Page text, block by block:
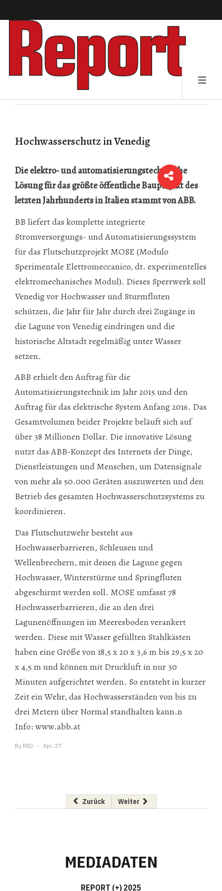
Hochwasserschutz in Venedig
Die elektro- und automatisierungstechnische
Lösung für das größte öffentliche Bauprojekt des
letzten Jahrhunderts in Italien stammt von ABB.
BB liefert das komplette integrierte
Stromversorgungs- und Automatisierungssystem
für das Flutschutzprojekt MOSE (Modulo
Sperimentale Elettromeccanico, dt. experimentelles
elektromechanisches Modul). Dieses Sperrwerk soll
Venedig vor Hochwasser und Sturmfluten
schützen, die Jahr für Jahr durch drei Zugänge in
die Lagune von Venedig eindringen und die
historische Altstadt regelmäßig unter Wasser
setzen.
ABB erhielt den Auftrag für die
Automatisierungstechnik im Jahr 2015 und den
Auftrag für das elektrische System Anfang 2016. Das
Gesamtvolumen beider Projekte beläuft sich auf
über 38 Millionen Dollar. Die innovative Lösung
nutzt das ABB-Konzept des Internets der Dinge,
Dienstleistungen und Menschen, um Datensignale
von mehr als 50.000 Geräten auszuwerten und den
Betrieb des gesamten Hochwasserschutzsystems zu
koordinieren.
Das Flutschutzwehr besteht aus
Hochwasserbarrieren, Schleusen und
Wellenbrechern, mit denen die Lagune gegen
Hochwasser, Winterstürme und Springfluten
abgeschirmt werden soll. MOSE umfasst 78
Hochwasserbarrieren, die an den drei
Lagunenöffnungen im Meeresboden verankert
werden. Diese mit Wasser gefüllten Stahlkästen
haben eine Größe von 18,5 x 20 x 3,6 m bis 29,5 x 20
x 4,5 m und können mit Druckluft in nur 30
Minuten aufgerichtet werden. So entsteht in kurzer
Zeit ein Wehr, das Hochwasserständen von bis zu
drei Metern über Normal standhalten kann.n
Info: www.abb.at
By RED Apr..27
Vorheriger Beitrag: Österreichische
Zurück Nächster Beitrag:
Weiter
MEDIADATEN
REPORT (+) 2025